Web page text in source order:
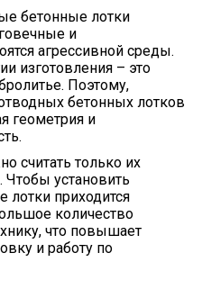
бетонные лотки
и
агрессивной среды.
изготовления – это
Поэтому,
бетонных лотков
геометрия и
считать только их
Чтобы установить
лотки приходится
количество
что повышает
и работу по